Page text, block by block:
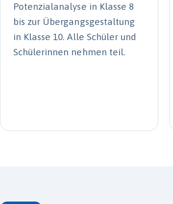
Potenzialanalyse in Klasse 8
bis zur Übergangsgestaltung
in Klasse 10. Alle Schüler und
Schülerinnen nehmen teil.